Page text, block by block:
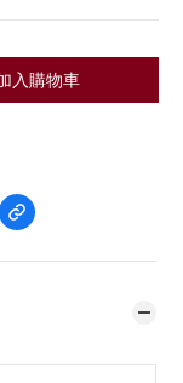
入購物車